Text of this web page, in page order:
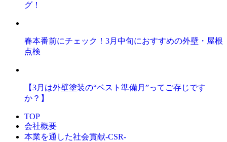
グ！
春本番前にチェック！3月中旬におすすめの外壁・屋根
点検
【3月は外壁塗装の“ベスト準備月”ってご存じです
か？】
TOP
会社概要
本業を通した社会貢献-CSR-